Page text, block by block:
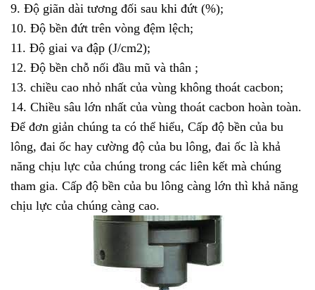
9. Độ giãn dài tương đối sau khi đứt (%);
10. Độ bền đứt trên vòng đệm lệch;
11. Độ giai va đập (J/cm2);
12. Độ bền chỗ nối đầu mũ và thân ;
13. chiều cao nhỏ nhất của vùng không thoát cacbon;
14. Chiều sâu lớn nhất của vùng thoát cacbon hoàn toàn.
Để đơn giản chúng ta có thể hiểu, Cấp độ bền của bu
lông, đai ốc hay cường độ của bu lông, đai ốc là khả
năng chịu lực của chúng trong các liên kết mà chúng
tham gia. Cấp độ bền của bu lông càng lớn thì khả năng
chịu lực của chúng càng cao.